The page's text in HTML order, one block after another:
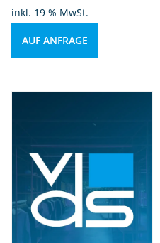
inkl. 19 % MwSt.
AUF ANFRAGE